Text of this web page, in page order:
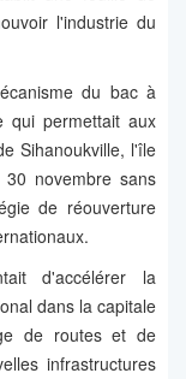
l'industrie du
du bac à
qui permettait aux
Sihanoukville, l'île
novembre sans
de réouverture
d'accélérer la
dans la capitale
de routes et de
infrastructures